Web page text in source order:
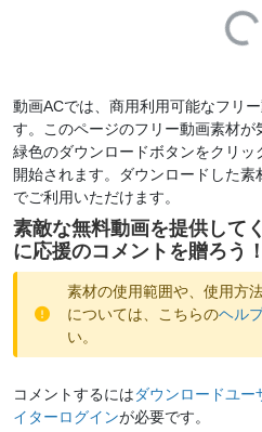
Loading...
動画ACでは、商用利用可能なフリ
す。このページのフリー動画素材が
緑色のダウンロードボタンをクリ
開始されます。ダウンロードした
でご利用いただけます。
素敵な無料動画を提供して
に応援のコメントを贈ろう！
素材の使用範囲や、使用方
については、こちらのヘル
い。
コメントするにはダウンロードユー
イターログインが必要です。